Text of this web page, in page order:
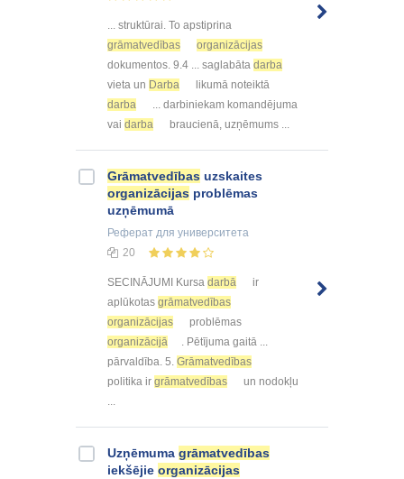
... struktūrai. To apstiprina
grāmatvedības
organizācijas
dokumentos. 9.4 ... saglabāta darba
vieta un Darba
likumā noteiktā
darba
... darbiniekam komandējuma
vai darba braucienā, uzņēmums ...
Grāmatvedības uzskaites
organizācijas problēmas
uzņēmumā
Реферат для университета
20
SECINĀJUMI Kursa darbā
ir
aplūkotas grāmatvedības
organizācijas
problēmas
organizācijā
. Pētījuma gaitā ...
pārvaldība. 5. Grāmatvedības
politika ir grāmatvedības
un nodokļu
...
Uzņēmuma grāmatvedības
iekšējie organizācijas